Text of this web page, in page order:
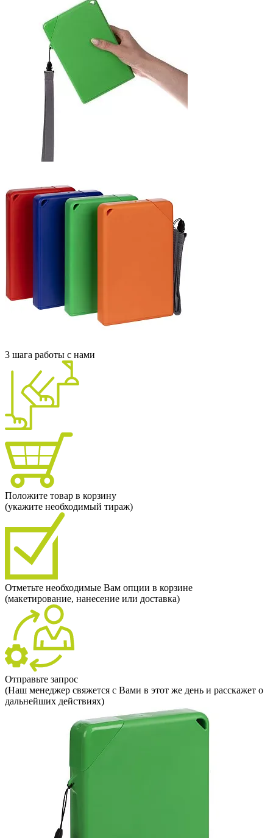
3 шага работы с нами
Положите товар в корзину
(укажите необходимый тираж)
Отметьте необходимые Вам опции в корзине
(макетирование, нанесение или доставка)
Отправьте запрос
(Наш менеджер свяжется с Вами в этот же день и расскажет о
дальнейших действиях)